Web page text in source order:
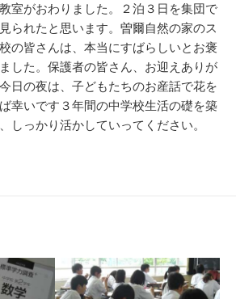
室がおわりました。２泊３日を集団で
られたと思います。曽爾自然の家のス
の皆さんは、本当にすばらしいとお褒
した。保護者の皆さん、お迎えありが
日の夜は、子どもたちのお産話で花を
幸いです３年間の中学校生活の礎を築
しっかり活かしていってください。